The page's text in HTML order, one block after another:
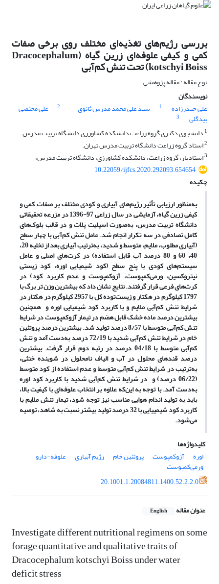
بررسی رژیم‌های تغذیه‌ای مختلف روی برخی صفات
کمی و کیفی علوفه‌ای زرین گیاه (Dracocephalum
kotschyi Boiss) تحت تنش کم‌آبی
نوع مقاله : مقاله پژوهشی
نویسندگان
علی حیدرزاده
1 سید علی محمد مدرس ثانوی 2 علی مختصی
بیدگلی
3
1 دانشجوی دکتری گروه زراعت دانشکده کشاورزی دانشگاه تربیت مدرس
2استاد گروه زراعت دانشگاه تربیت مدرس تهران.
3استادیار، گروه زراعت، دانشکده کشاورزی، دانشگاه تربیت مدرس،
10.22059/ijfcs.2020.292093.654654
چکیده
به‌منظور ارزیابی تأثیر رژیم‌های آبیاری و کودی مختلف بر صفات کمی و
کیفی زرین گیاه، آزمایشی در سال زراعی 97-1396 در مزرعه تحقیقاتی
دانشگاه تربیت مدرس، به‌صورت اسپلیت پلات و در قالب بلوک‌های
کامل تصادفی در سه تکرار انجام شد. عامل تنش کم‌آبی با چهار سطح
(آبیاری مطلوب، ملایم، متوسط و شدید، به‌ترتیب آبیاری بعد از تخلیه 20،
40، 60 و 80 درصد آب قابل استفاده) در کرت‌های اصلی و عامل
سیستم‌های کودی با پنج سطح (کود شیمیایی اوره، کود زیستی
نیتروکسین، ورمی‌کمپوست، آزوکمپوست و عدم کاربرد کود) در
کرت‌های فرعی قرار گرفتند. نتایج نشان داد که بیشترین وزن تر برگ با
1797 کیلوگرم در هکتار و زیست‌توده کل با 2957 کیلوگرم در هکتار در
شرایط تنش کم‌آبی ملایم و با کاربرد کود شیمیایی اوره و همچنین
بیشترین درصد ماده خشک قابل هضم در تیمار آزوکمپوست در شرایط
تنش کم‌آبی متوسط با 8/57 درصد تولید شد. بیشترین درصد پروتئین
خام در شرایط تنش کم‌آبی شدید با 72/19 درصد به‌دست آمد و تنش
کم‌آبی متوسط با 04/18 درصد در رتبه دوم قرار گرفت. بیشترین
درصد قندهای محلول در آب و الیاف نامحلول در شوینده خنثی،
به‌ترتیب در شرایط تنش کم‌آبی متوسط و عدم استفاده از کود متوسط
(06/22 درصد) و در شرایط تنش کم‌آبی شدید با کاربرد کود اوره
به‌دست آمد. با توجه به این‌که علاوه بر انتخاب علوفه‌ای با کیفیت بالا،
باید به تولید اندام هوایی مناسب نیز توجه شود، تیمار تنش ملایم با
کاربرد کود شیمییایی با 32 درصد تولید بیشتر نسبت به شاهد، توصیه
می‌شود.
کلیدواژه‌ها
اوره
آزوکمپوست پروتئین خام رژیم آبیاری علوفه-دارو
ورمی‌کمپوست
20.1001.1.20084811.1400.52.2.2.0
عنوان مقاله English
Investigate different nutritional regimens on some
forage quantitative and qualitative traits of
Dracocephalum kotschyi Boiss under water
deficit stress